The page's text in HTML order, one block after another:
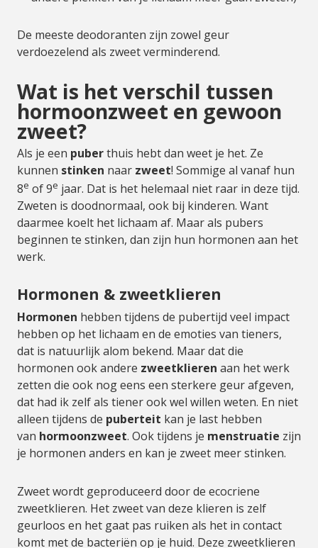
De meeste deodoranten zijn zowel geur
verdoezelend als zweet verminderend.
Wat is het verschil tussen
hormoonzweet en gewoon
zweet?
Als je een puberthuis hebt dan weet je het. Ze
kunnen stinken naar zweet! Sommige al vanaf hun
8e of 9e jaar. Dat is het helemaal niet raar in deze tijd.
Zweten is doodnormaal, ook bij kinderen. Want
daarmee koelt het lichaam af. Maar als pubers
beginnen te stinken, dan zijn hun hormonen aan het
werk.
Hormonen & zweetklieren
Hormonen hebben tijdens de pubertijd veel impact
hebben op het lichaam en de emoties van tieners,
dat is natuurlijk alom bekend. Maar dat die
hormonen ook andere zweetklieren aan het werk
zetten die ook nog eens een sterkere geur afgeven,
dat had ik zelf als tiener ook wel willen weten. En niet
alleen tijdens de puberteit kan je last hebben
van hormoonzweet. Ook tijdens je menstruatie zijn
je hormonen anders en kan je zweet meer stinken.
Zweet wordt geproduceerd door de ecocriene
zweetklieren. Het zweet van deze klieren is zelf
geurloos en het gaat pas ruiken als het in contact
komt met de bacteriën op je huid. Deze zweetklieren